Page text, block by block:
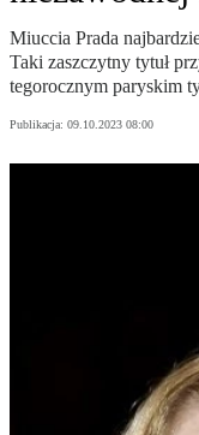
Miuccia Prada
Taki zaszczytny tytuł
tegorocznym paryskim
Publikacja: 09.10.2023 08:00